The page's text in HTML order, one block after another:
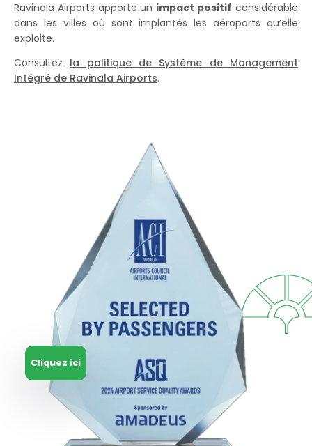
Ravinala Airports apporte un impact positif considérable
dans les villes où sont implantés les aéroports qu’elle
exploite.
Consultez la politique de Système de Management
Intégré de Ravinala Airports.
Cliquez ici